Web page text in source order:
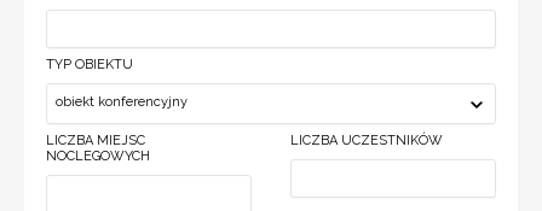
TYP OBIEKTU
obiekt konferencyjny
LICZBA MIEJSC
NOCLEGOWYCH
LICZBA UCZESTNIKÓW